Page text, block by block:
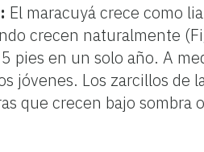
El maracuyá crece como
crecen naturalmente
pies en un solo año. A
jóvenes. Los zarcillos de
que crecen bajo sombra